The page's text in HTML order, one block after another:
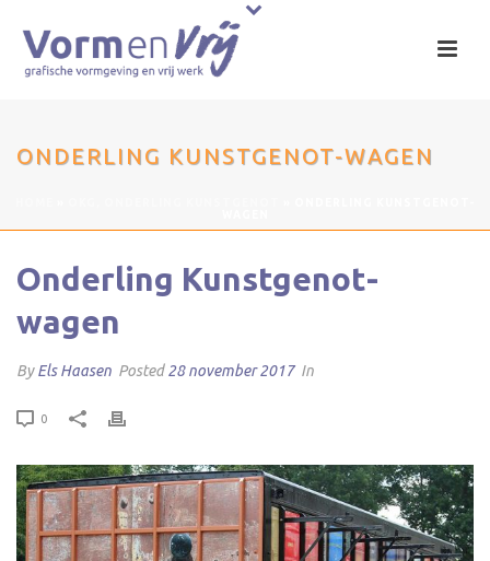
ONDERLING KUNSTGENOT-WAGEN
Onderling Kunstgenot-
wagen
ByEls Haasen Posted28 november 2017 In
0